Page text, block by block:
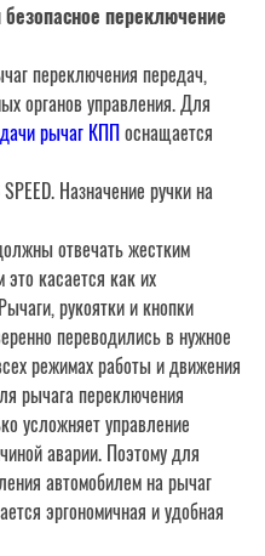
переключение
переключения передач,
органов управления. Для
рычаг КППоснащается
Назначение ручки на
отвечать жестким
касается как их
рукоятки и кнопки
переводились в нужное
режимах работы и движения
рычага переключения
усложняет управление
аварии. Поэтому для
автомобилем на рычаг
эргономичная и удобная